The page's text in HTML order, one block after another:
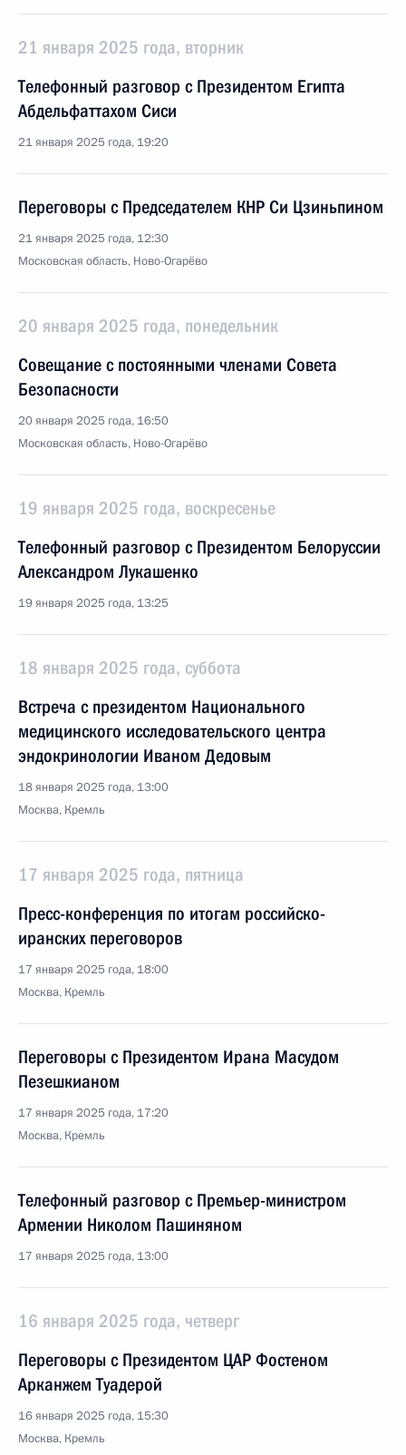
21 января 2025 года, вторник
Телефонный разговор с Президентом Египта
Абдельфаттахом Сиси
21 января 2025 года, 19:20
Переговоры с Председателем КНР Си Цзиньпином
21 января 2025 года, 12:30
Московская область, Ново-Огарёво
20 января 2025 года, понедельник
Совещание с постоянными членами Совета
Безопасности
20 января 2025 года, 16:50
Московская область, Ново-Огарёво
19 января 2025 года, воскресенье
Телефонный разговор с Президентом Белоруссии
Александром Лукашенко
19 января 2025 года, 13:25
18 января 2025 года, суббота
Встреча с президентом Национального
медицинского исследовательского центра
эндокринологии Иваном Дедовым
18 января 2025 года, 13:00
Москва, Кремль
17 января 2025 года, пятница
Пресс-конференция по итогам российско-
иранских переговоров
17 января 2025 года, 18:00
Москва, Кремль
Переговоры с Президентом Ирана Масудом
Пезешкианом
17 января 2025 года, 17:20
Москва, Кремль
Телефонный разговор с Премьер-министром
Армении Николом Пашиняном
17 января 2025 года, 13:00
16 января 2025 года, четверг
Переговоры с Президентом ЦАР Фостеном
Арканжем Туадерой
16 января 2025 года, 15:30
Москва, Кремль